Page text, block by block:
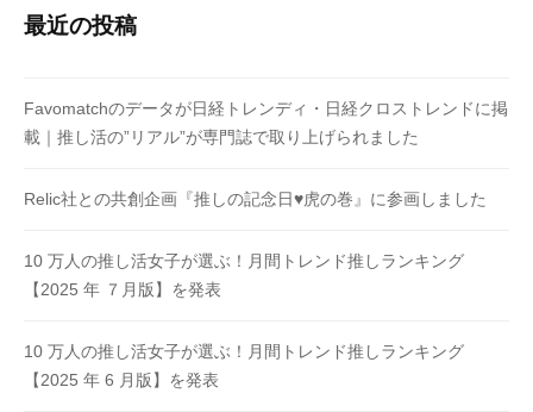
最近の投稿
Favomatchのデータが日経トレンディ・日経クロストレンドに掲
載｜推し活の”リアル”が専門誌で取り上げられました
Relic社との共創企画『推しの記念日♥虎の巻』に参画しました
10 万⼈の推し活⼥⼦が選ぶ！月間トレンド推しランキング
【2025 年 ７⽉版】を発表
10 万⼈の推し活⼥⼦が選ぶ！月間トレンド推しランキング
【2025 年 6 ⽉版】を発表